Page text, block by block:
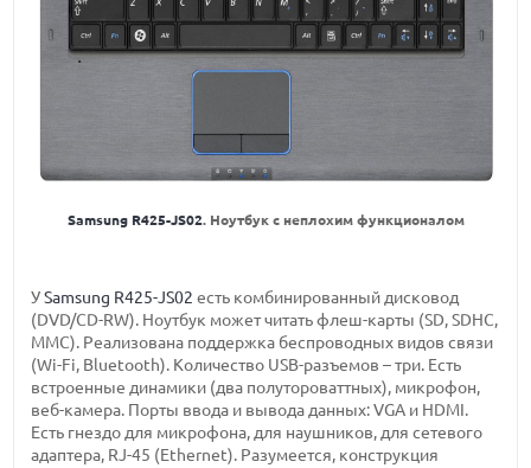
Samsung R425-JS02 . Ноутбук с неплохим функционалом
УSamsung R425-JS02 есть комбинированный дисковод
(DVD/CD-RW). Ноутбук может читать флеш-карты (SD, SDHC,
ММС). Реализована поддержка беспроводных видов связи
(Wi-Fi, Bluetooth). Количество USB-разъемов – три. Есть
встроенные динамики (два полутороваттных), микрофон,
веб-камера. Порты ввода и вывода данных: VGA и HDMI.
Есть гнездо для микрофона, для наушников, для сетевого
адаптера, RJ-45 (Ethernet). Разумеется, конструкция